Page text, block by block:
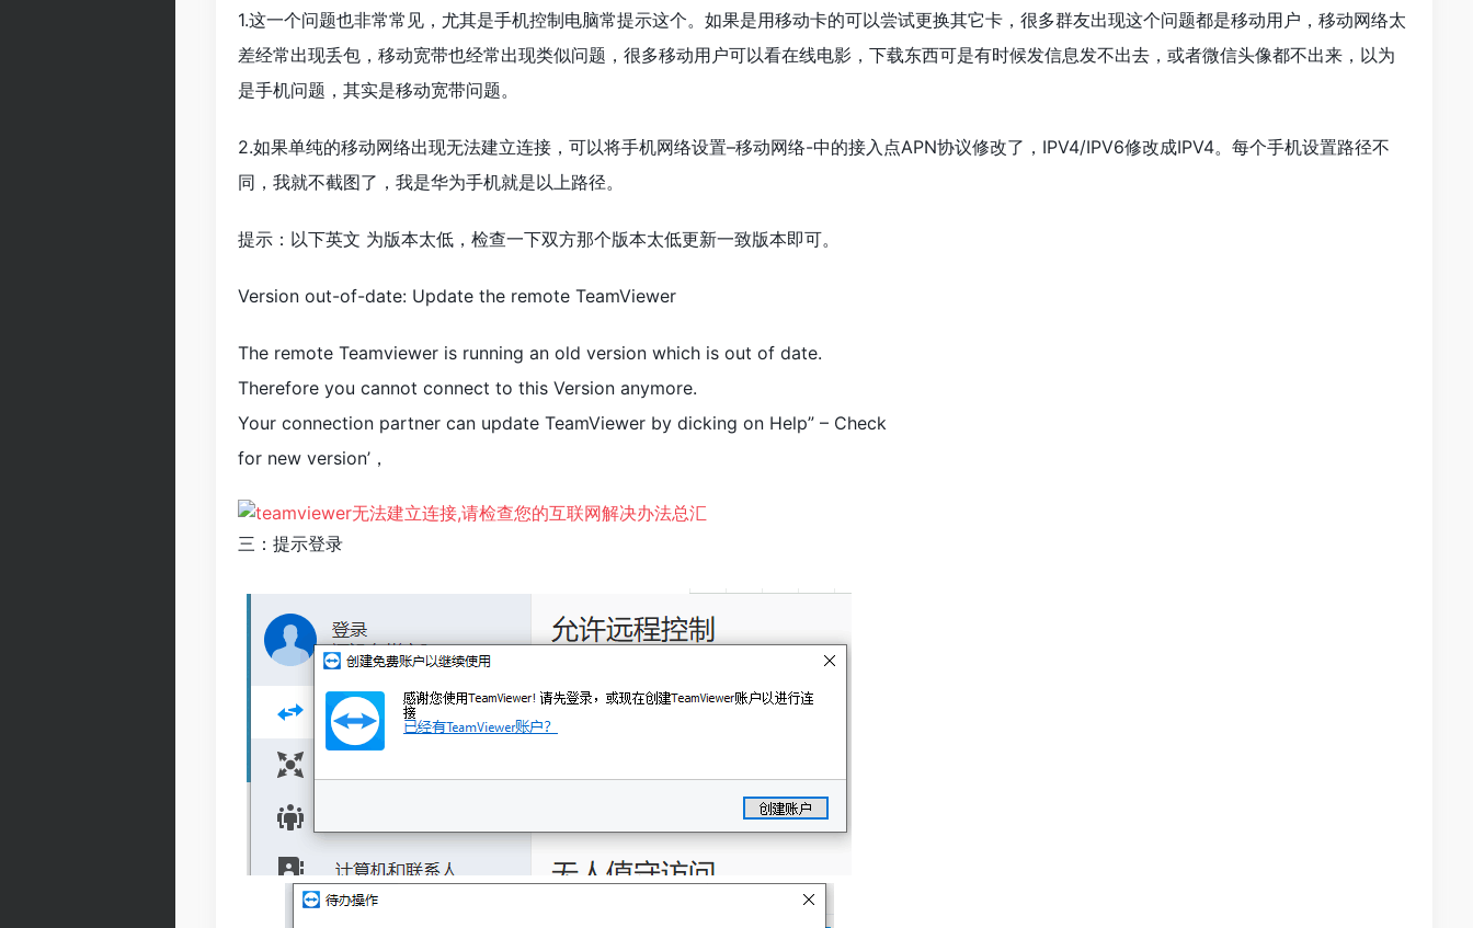
1.这一个问题也非常常见，尤其是手机控制电脑常提示这个。如果是用移动卡的可以尝试更换其它卡，很多群友出现这个问题都是移动用户，移动网络太
差经常出现丢包，移动宽带也经常出现类似问题，很多移动用户可以看在线电影，下载东西可是有时候发信息发不出去，或者微信头像都不出来，以为
是手机问题，其实是移动宽带问题。
2.如果单纯的移动网络出现无法建立连接，可以将手机网络设置–移动网络-中的接入点APN协议修改了，IPV4/IPV6修改成IPV4。每个手机设置路径不
同，我就不截图了，我是华为手机就是以上路径。
提示：以下英文 为版本太低，检查一下双方那个版本太低更新一致版本即可。
Version out-of-date: Update the remote TeamViewer
The remote Teamviewer is running an old version which is out of date.
Therefore you cannot connect to this Version anymore.
Your connection partner can update TeamViewer by dicking on Help” – Check
for new version’，
三：提示登录